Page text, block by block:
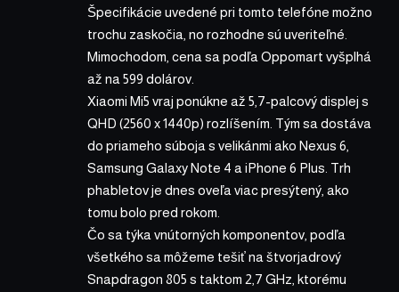
Špecifikácie uvedené pri tomto telefóne možno
trochu zaskočia, no rozhodne sú uveriteľné.
Mimochodom, cena sa podľa Oppomart vyšplhá
až na 599 dolárov.
Xiaomi Mi5 vraj ponúkne až 5,7-palcový displej s
QHD (2560 x 1440p) rozlíšením. Tým sa dostáva
do priameho súboja s velikánmi ako Nexus 6,
Samsung Galaxy Note 4 a iPhone 6 Plus. Trh
phabletov je dnes oveľa viac presýtený, ako
tomu bolo pred rokom.
Čo sa týka vnútorných komponentov, podľa
všetkého sa môžeme tešiť na štvorjadrový
Snapdragon 805 s taktom 2,7 GHz, ktorému